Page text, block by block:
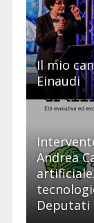
Il mio
Einaudi
Andrea
Deputati